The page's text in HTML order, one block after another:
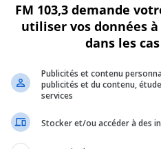
a voté en faveur de ce
décision car, rappelait-
ville de
le faire en séance
FM 103,3 demande
utiliser vos données
dans les
Publicités et contenu
publicités et du contenu,
services
Stocker et/ou accéder à des